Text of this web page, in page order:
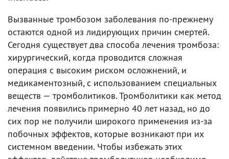
Вызванные тромбозом заболевания по-прежнему
остаются одной из лидирующих причин смертей.
Сегодня существует два способа лечения тромбоза:
хирургический, когда проводится сложная
операция с высоким риском осложнений, и
медикаментозный, с использованием специальных
веществ — тромболитиков. Тромболитики как метод
лечения появились примерно 40 лет назад, но до
сих пор не получили широкого применения из-за
побочных эффектов, которые возникают при их
системном введении. Чтобы избежать этих